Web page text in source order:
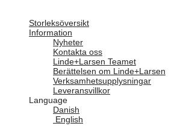
Storleksöversikt
Information
Nyheter
Kontakta oss
Linde+Larsen Teamet
Berättelsen om Linde+Larsen
Verksamhetsupplysningar
Leveransvillkor
Language
Danish
English